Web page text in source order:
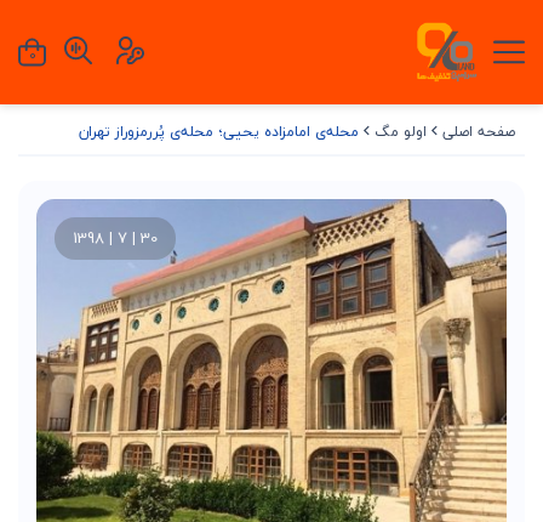
صفحه اصلی اولو مگ محله‌ی امامزاده یحیی؛ محله‌ی پُررمزوراز تهران
30 | 7 | 1398
0